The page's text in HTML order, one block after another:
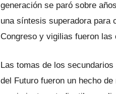
generación se paró sobre
una síntesis superadora para
Congreso y vigilias fueron
Las tomas de los
del Futuro fueron un hecho